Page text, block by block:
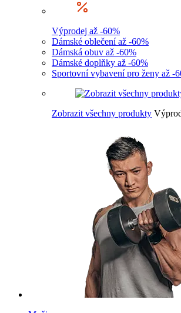
Výprodej až -60%
Dámské oblečení až -60%
Dámská obuv až -60%
Dámské doplňky až -60%
Sportovní vybavení pro ženy až -
Zobrazit všechny produkty